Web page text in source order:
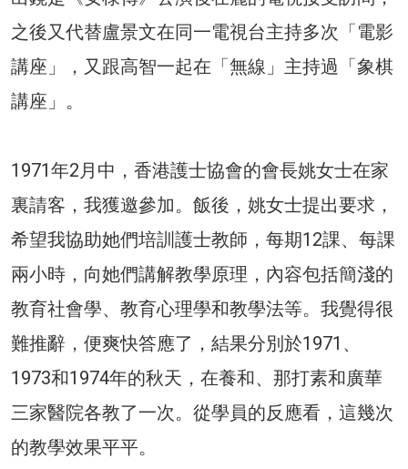
之後又代替盧景文在同一電視台主持多次「電影
講座」，又跟高智一起在「無線」主持過「象棋
講座」。
1971年2月中，香港護士協會的會長姚女士在家
裏請客，我獲邀參加。飯後，姚女士提出要求，
希望我協助她們培訓護士教師，每期12課、每課
兩小時，向她們講解教學原理，內容包括簡淺的
教育社會學、教育心理學和教學法等。我覺得很
難推辭，便爽快答應了，結果分別於1971、
1973和1974年的秋天，在養和、那打素和廣華
三家醫院各教了一次。從學員的反應看，這幾次
的教學效果平平。